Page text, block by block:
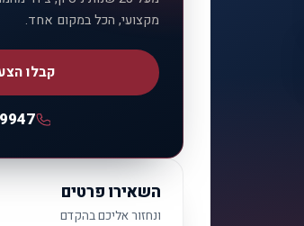
מקצועי, הכל במקום אחד.
קבלו
השאירו פרטים
ונחזור אליכם בהקדם